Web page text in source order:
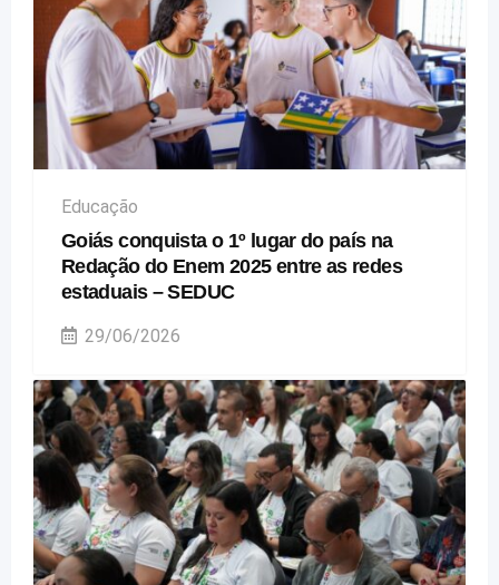
Educação
Goiás conquista o 1º lugar do país na
Redação do Enem 2025 entre as redes
estaduais – SEDUC
29/06/2026